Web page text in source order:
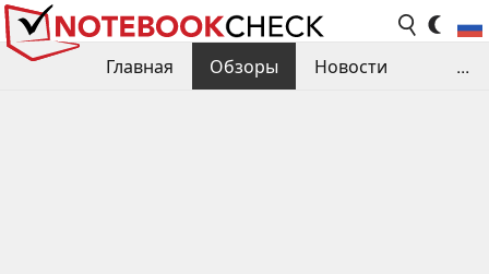
Главная Обзоры
Новости
...